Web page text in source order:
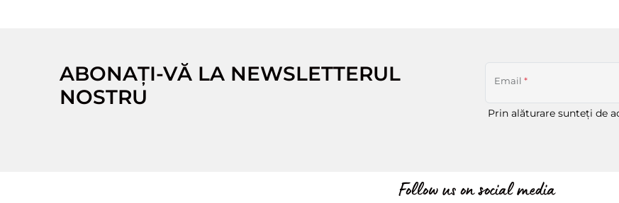
ABONAȚI-VĂ LA NEWSLETTERUL
NOSTRU
Email *
Prin alăturare sunteți de
Follow us on social media